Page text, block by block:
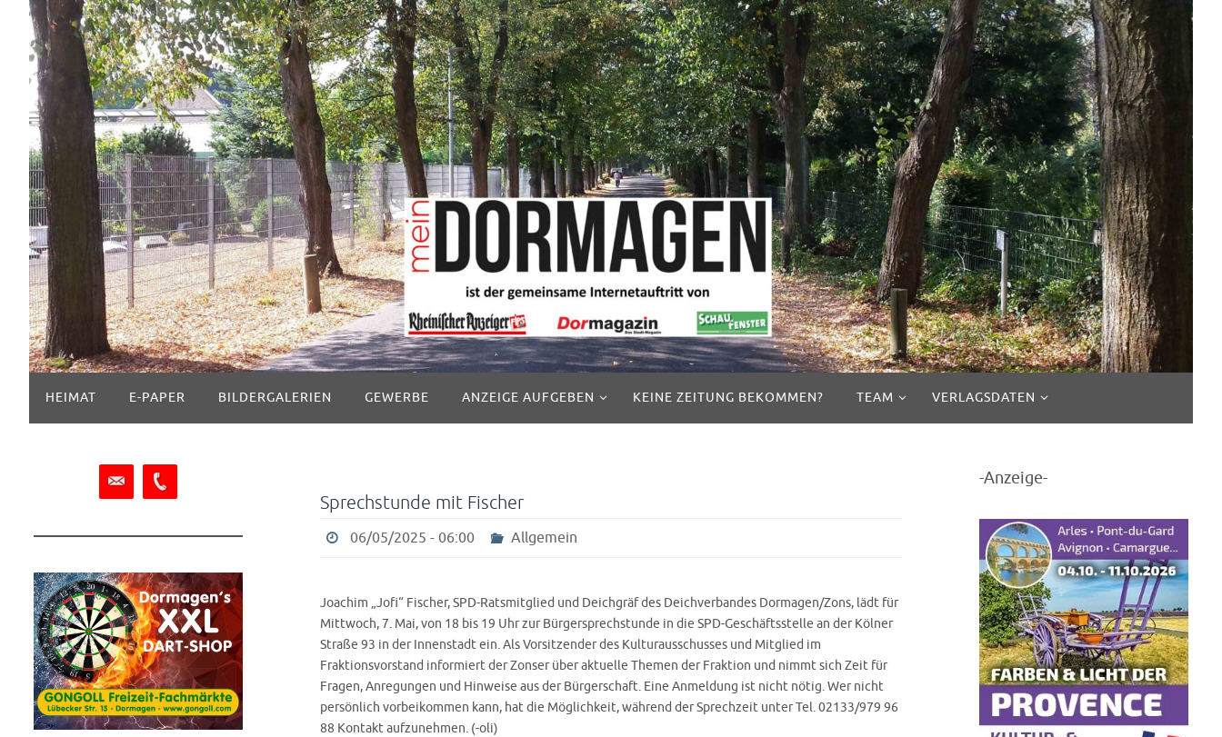
springen
Inhalt
springen
HEIMAT E-PAPER BILDERGALERIEN GEWERBE ANZEIGE AUFGEBEN KEINE ZEITUNG BEKOMMEN? TEAM VERLAGSDATEN
Sprechstunde mit Fischer
06/05/2025 - 06:00 Allgemein
Joachim „Jofi“ Fischer, SPD-Ratsmitglied und Deichgräf des Deichverbandes Dormagen/Zons, lädt für
Mittwoch, 7. Mai, von 18 bis 19 Uhr zur Bürgersprechstunde in die SPD-Geschäftsstelle an der Kölner
Straße 93 in der Innenstadt ein. Als Vorsitzender des Kulturausschusses und Mitglied im
Fraktionsvorstand informiert der Zonser über aktuelle Themen der Fraktion und nimmt sich Zeit für
Fragen, Anregungen und Hinweise aus der Bürgerschaft. Eine Anmeldung ist nicht nötig. Wer nicht
persönlich vorbeikommen kann, hat die Möglichkeit, während der Sprechzeit unter Tel. 02133/979 96
88 Kontakt aufzunehmen. (-oli)
-Anzeige-